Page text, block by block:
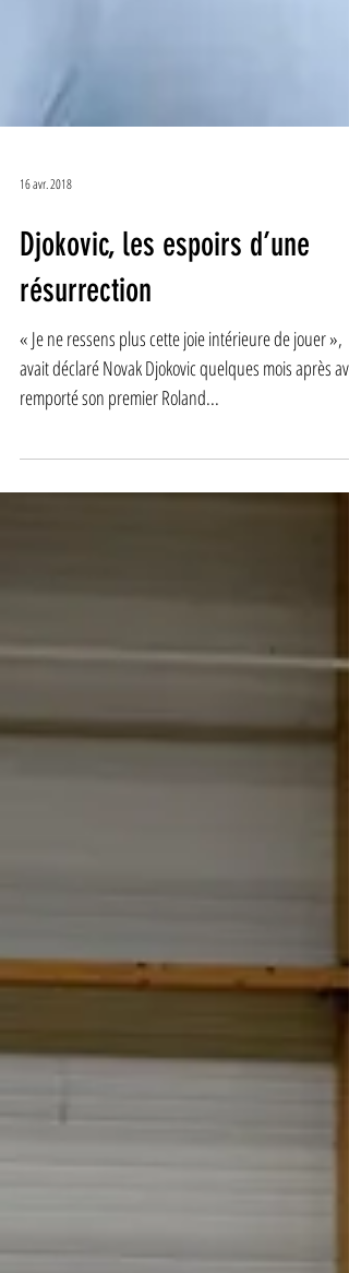
16 avr. 2018
Djokovic, les espoirs d’une
résurrection
« Je ne ressens plus cette joie intérieure de jouer »,
avait déclaré Novak Djokovic quelques mois après